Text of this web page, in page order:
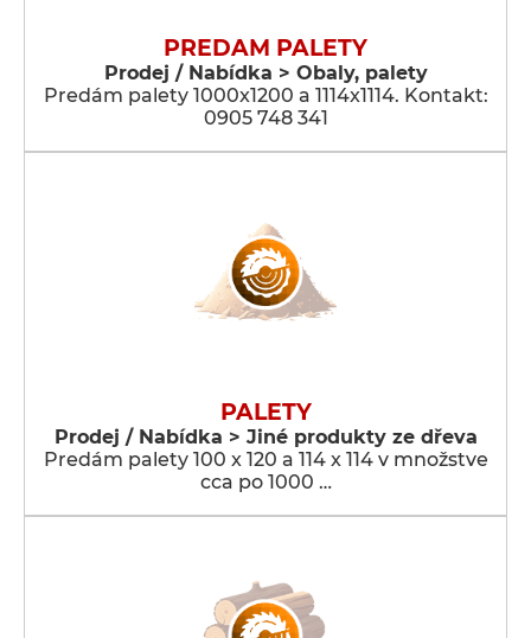
PREDAM PALETY
Prodej / Nabídka > Obaly, palety
Predám palety 1000x1200 a 1114x1114. Kontakt:
0905 748 341
PALETY
Prodej / Nabídka > Jiné produkty ze dřeva
Predám palety 100 x 120 a 114 x 114 v množstve
cca po 1000 …